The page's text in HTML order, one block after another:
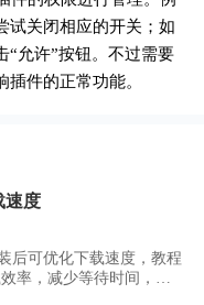
试关闭相应的开关；如
“允许”按钮。不过需要
件的正常功能。
速度
后可优化下载速度，教程
率，减少等待时间，提